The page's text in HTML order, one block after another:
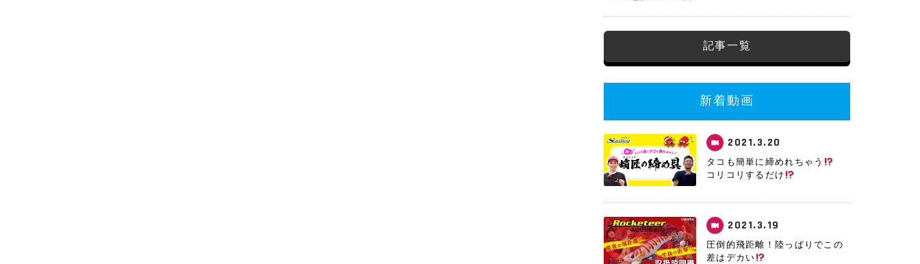
記事一覧
新着動画
2021.3.20
タコも簡単に締めれちゃう
コリコリするだけ
2021.3.19
圧倒的飛距離！陸っぱりでこの
差はデカい